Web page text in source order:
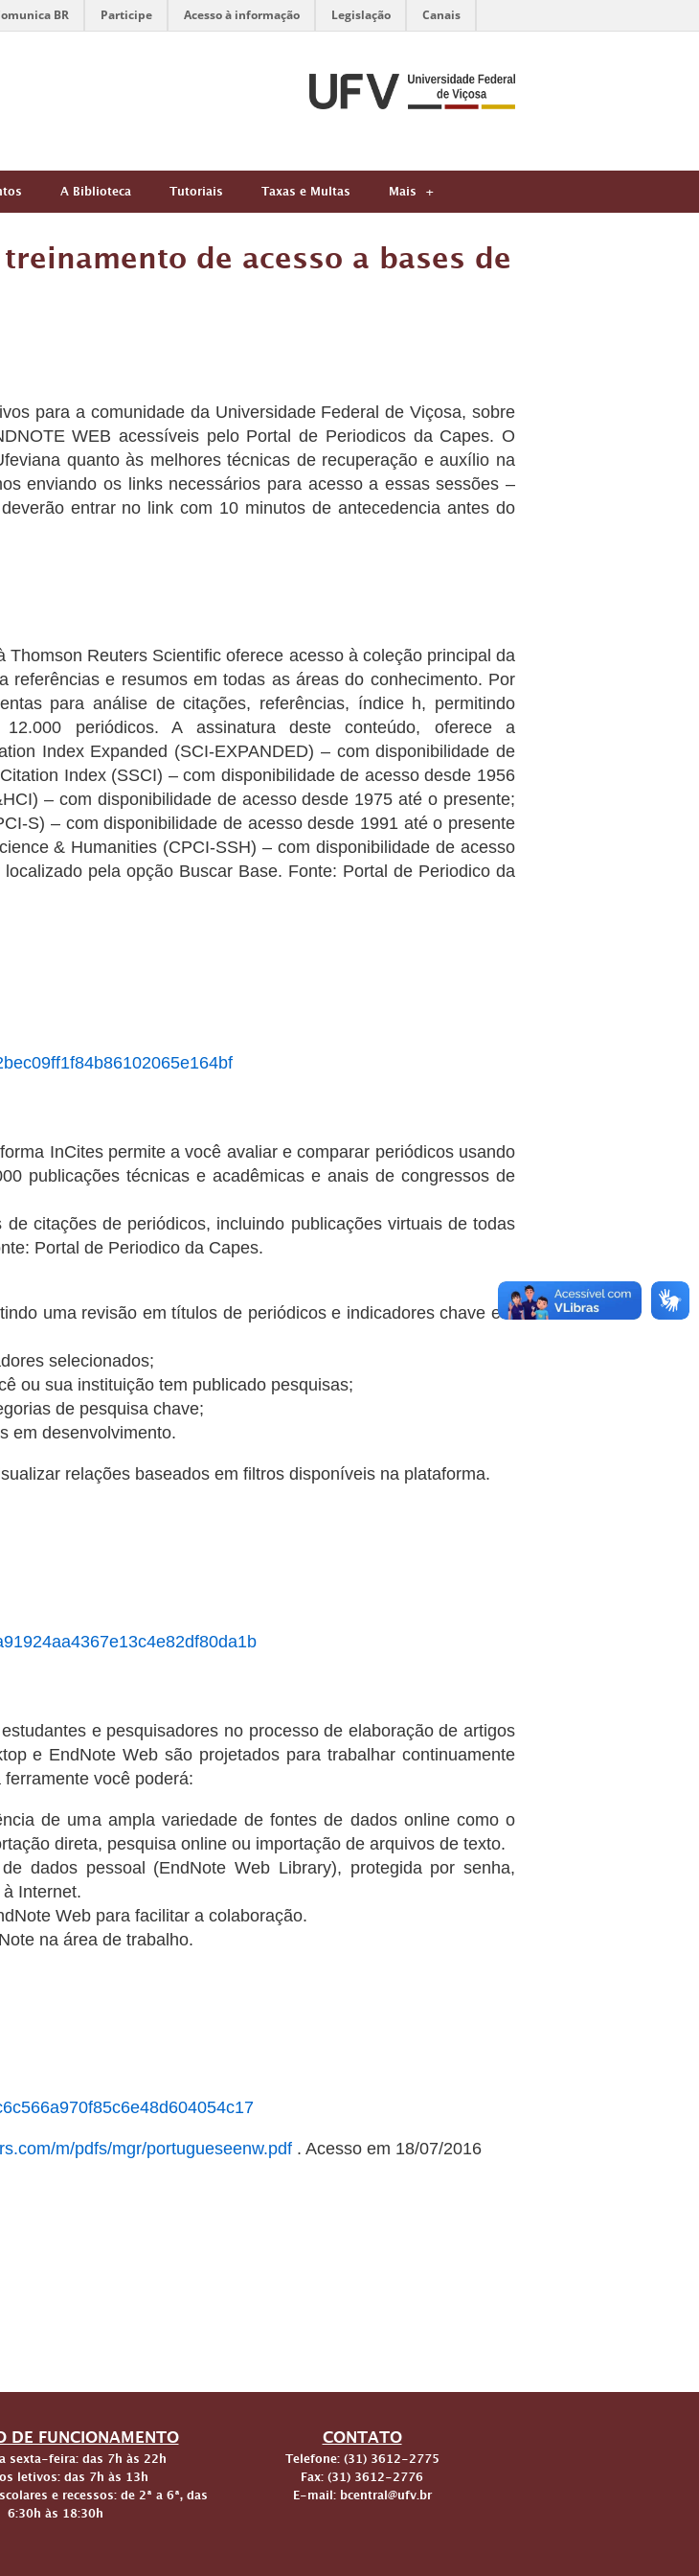
BR Participe Acesso à informação Legislação Canais
A Biblioteca Tutoriais Taxas e Multas Mais
de acesso a bases de
para a comunidade da Universidade Federal de Viçosa, sobre
WEB acessíveis pelo Portal de Periodicos da Capes. O
quanto às melhores técnicas de recuperação e auxílio na
enviando os links necessários para acesso a essas sessões –
entrar no link com 10 minutos de antecedencia antes do
Reuters Scientific oferece acesso à coleção principal da
referências e resumos em todas as áreas do conhecimento. Por
para análise de citações, referências, índice h, permitindo
12.000 periódicos. A assinatura deste conteúdo, oferece a
Index Expanded (SCI-EXPANDED) – com disponibilidade de
Index (SSCI) – com disponibilidade de acesso desde 1956
– com disponibilidade de acesso desde 1975 até o presente;
S) – com disponibilidade de acesso desde 1991 até o presente
& Humanities (CPCI-SSH) – com disponibilidade de acesso
pela opção Buscar Base. Fonte: Portal de Periodico da
InCites permite a você avaliar e comparar periódicos usando
publicações técnicas e acadêmicas e anais de congressos de
citações de periódicos, incluindo publicações virtuais de todas
Portal de Periodico da Capes.
uma revisão em títulos de periódicos e indicadores chave em
selecionados;
ou sua instituição tem publicado pesquisas;
de pesquisa chave;
em desenvolvimento.
relações baseados em filtros disponíveis na plataforma.
e pesquisadores no processo de elaboração de artigos
e EndNote Web são projetados para trabalhar continuamente
você poderá:
de uma ampla variedade de fontes de dados online como o
direta, pesquisa online ou importação de arquivos de texto.
dados pessoal (EndNote Web Library), protegida por senha,
Internet.
Web para facilitar a colaboração.
na área de trabalho.
m/pdfs/mgr/portugueseenw.pdf . Acesso em 18/07/2016
DE FUNCIONAMENTO
sexta-feira: das 7h às 22h
letivos: das 7h às 13h
e recessos: de 2ª a 6ª, das
6:30h às 18:30h
CONTATO
Telefone: (31) 3612-2775
Fax: (31) 3612-2776
E-mail: bcentral@ufv.br